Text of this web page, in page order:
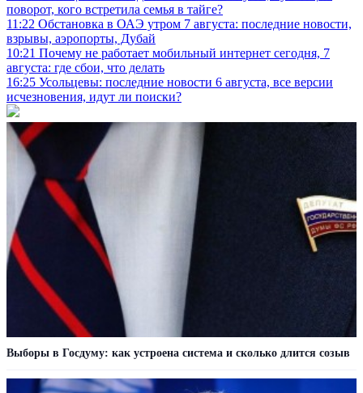
поворот, кого встретила семья в тайге?
11:22 Обстановка в ОАЭ утром 7 августа: последние новости,
взрывы, аэропорты, Дубай
10:21 Почему не работает мобильный интернет сегодня, 7
августа: где сбои, что делать
16:25 Усольцевы: последние новости 6 августа, все версии
исчезновения, идут ли поиски?
Выборы в Госдуму: как устроена система и сколько длится созыв